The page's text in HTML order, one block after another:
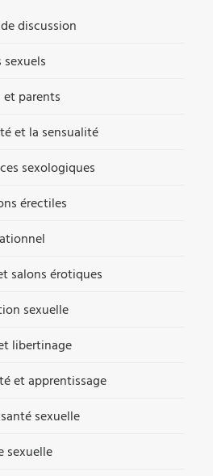
discussion
parents
et la sensualité
sexologiques
érectiles
salons érotiques
sexuelle
libertinage
et apprentissage
sexuelle
sexuelle